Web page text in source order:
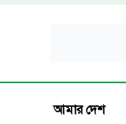
আমার দেশ